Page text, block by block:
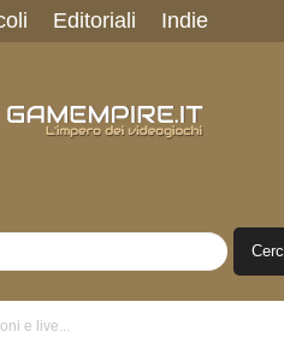
Editoriali Indie
e live...